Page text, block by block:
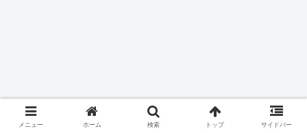
メニュー ホーム 検索 トップ サイドバー